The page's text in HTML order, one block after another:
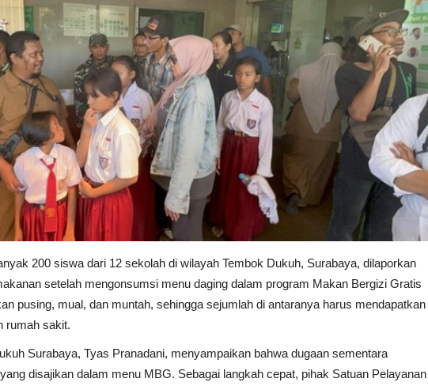
200 siswa dari 12 sekolah di wilayah Tembok Dukuh, Surabaya, dilaporkan
setelah mengonsumsi menu daging dalam program Makan Bergizi Gratis
pusing, mual, dan muntah, sehingga sejumlah di antaranya harus mendapatkan
rumah sakit.
Surabaya, Tyas Pranadani, menyampaikan bahwa dugaan sementara
disajikan dalam menu MBG. Sebagai langkah cepat, pihak Satuan Pelayanan